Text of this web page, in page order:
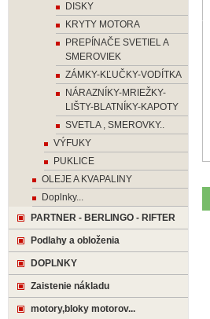
DISKY
KRYTY MOTORA
PREPÍNAČE SVETIEL A
SMEROVIEK
ZÁMKY-KĽUČKY-VODÍTKA
NÁRAZNÍKY-MRIEŽKY-
LIŠTY-BLATNÍKY-KAPOTY
SVETLA , SMEROVKY..
VÝFUKY
PUKLICE
OLEJE A KVAPALINY
Doplnky...
PARTNER - BERLINGO - RIFTER
Podlahy a obloženia
DOPLNKY
Zaistenie nákladu
motory,bloky motorov...